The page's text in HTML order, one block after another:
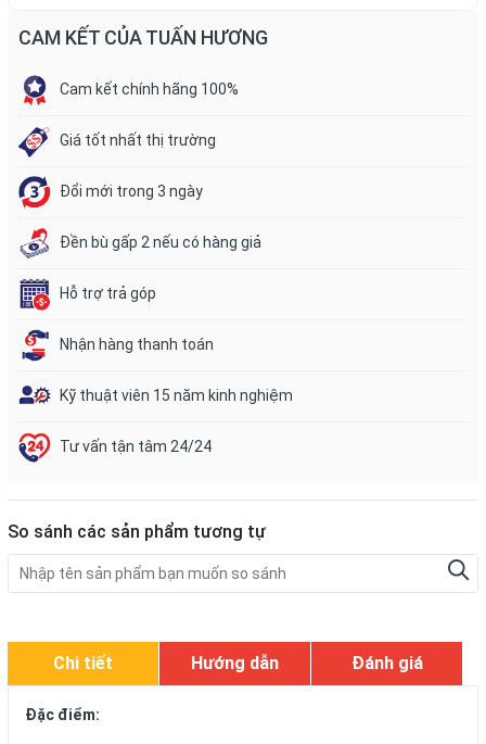
CAM KẾT CỦA TUẤN HƯƠNG
Cam kết chính hãng 100%
Giá tốt nhất thị trường
Đổi mới trong 3 ngày
Đền bù gấp 2 nếu có hàng giả
Hỗ trợ trả góp
Nhận hàng thanh toán
Kỹ thuật viên 15 năm kinh nghiệm
Tư vấn tận tâm 24/24
So sánh các sản phẩm tương tự
Chi tiết Hướng dẫn Đánh giá
Đặc điểm: